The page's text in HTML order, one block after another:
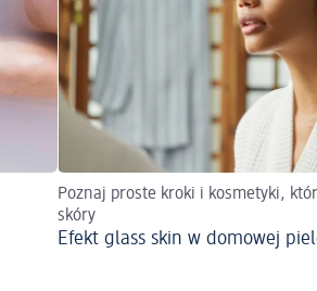
Poznaj proste kroki i kosmetyki,
skóry
Efekt glass skin w domowej